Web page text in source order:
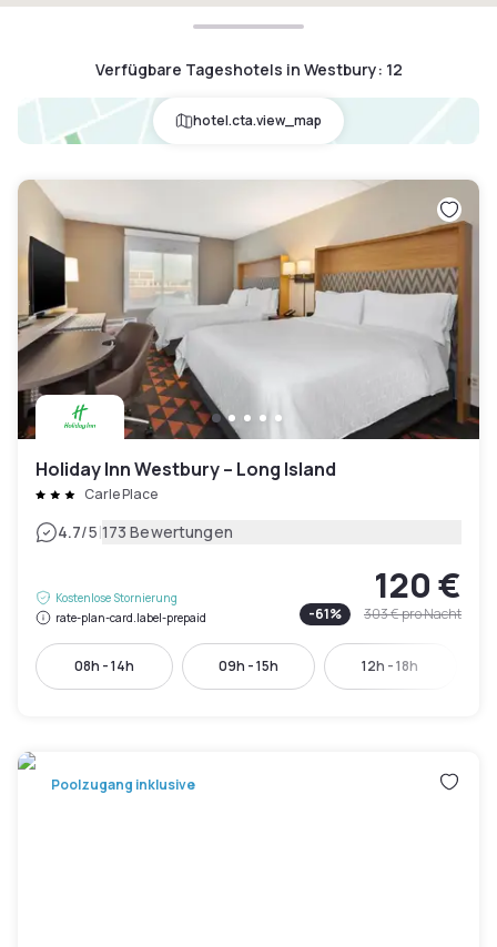
Verfügbare Tageshotels in Westbury: 12
hotel.cta.view_map
Holiday Inn Westbury – Long Island
Carle Place
4.7/5|173 Bewertungen
Kostenlose Stornierung
rate-plan-card.label-prepaid
120 €
-61% 303 €pro Nacht
08h - 14h 09h - 15h 12h - 18h
Poolzugang inklusive